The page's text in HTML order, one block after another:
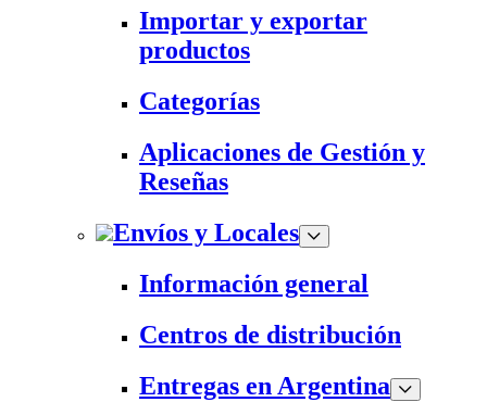
Importar y exportar
productos
Categorías
Aplicaciones de Gestión y
Reseñas
Envíos y Locales
Información general
Centros de distribución
Entregas en Argentina